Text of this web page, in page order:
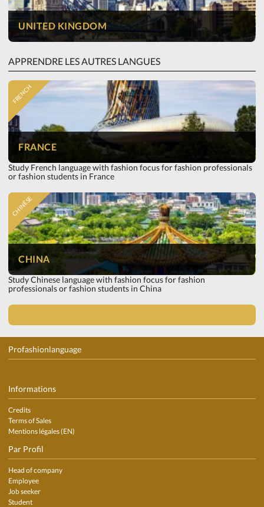
UNITED KINGDOM
APPRENDRE LES AUTRES LANGUES
FRENCH
FRANCE
Study French language with fashion focus for fashion professionals
or fashion students in France
CHINESE
CHINA
Study Chinese language with fashion focus for fashion
professionals or fashion students in China
Profashionlanguage
Informations
Credits
Terms of Sales
Mentions légales (EN)
Par Profil
Head of company
Employee
Job seeker
Student